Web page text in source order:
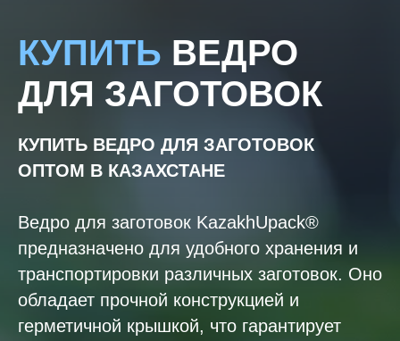
КУПИТЬ ВЕДРО
ДЛЯ ЗАГОТОВОК
КУПИТЬ ВЕДРО ДЛЯ ЗАГОТОВОК
ОПТОМ В КАЗАХСТАНЕ
Ведро для заготовок KazakhUpack®
предназначено для удобного хранения и
транспортировки различных заготовок. Оно
обладает прочной конструкцией и
герметичной крышкой, что гарантирует